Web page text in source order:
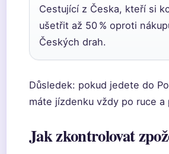
Cestující z Česka, kteří si
ušetřit až 50 % oproti
Českých drah.
Důsledek: pokud jedete do
máte jízdenku vždy po ruce
Jak zkontrolovat